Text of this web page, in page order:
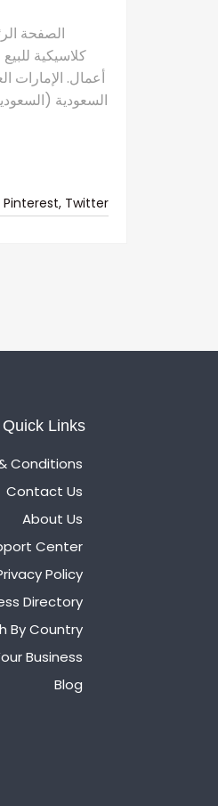
كلاسيكية
أعمال. الإمارات
السعودية
Pinterest, Twitter
Quick Links
Conditions
Contact Us
About Us
Center
Policy
Directory
By Country
Business
Blog